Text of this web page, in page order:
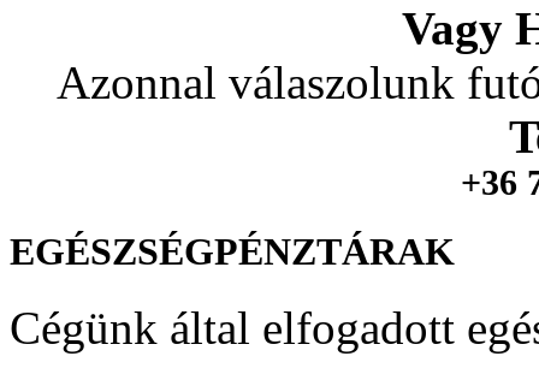
Vagy
Azonnal válaszolunk
+36
EGÉSZSÉGPÉNZTÁRAK
Cégünk által elfogadott